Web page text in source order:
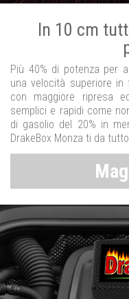
In 10 cm
Più 40% di potenza per
una velocità superiore
con maggiore ripresa
semplici e rapidi come
di gasolio del 20% in
DrakeBox Monza ti da